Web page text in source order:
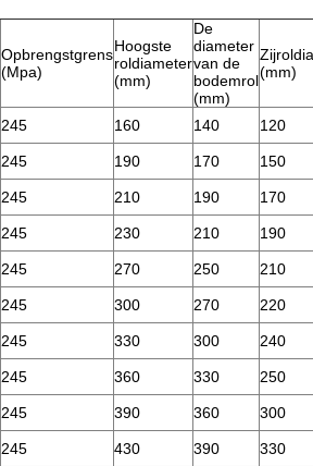
Opbrengstgrens
(Mpa)
Hoogste
roldiameter
(mm)
De
diameter
van de
bodemrol
(mm)
(mm)
245 160 140 120
245 190 170 150
245 210 190 170
245 230 210 190
245 270 250 210
245 300 270 220
245 330 300 240
245 360 330 250
245 390 360 300
245 430 390 330